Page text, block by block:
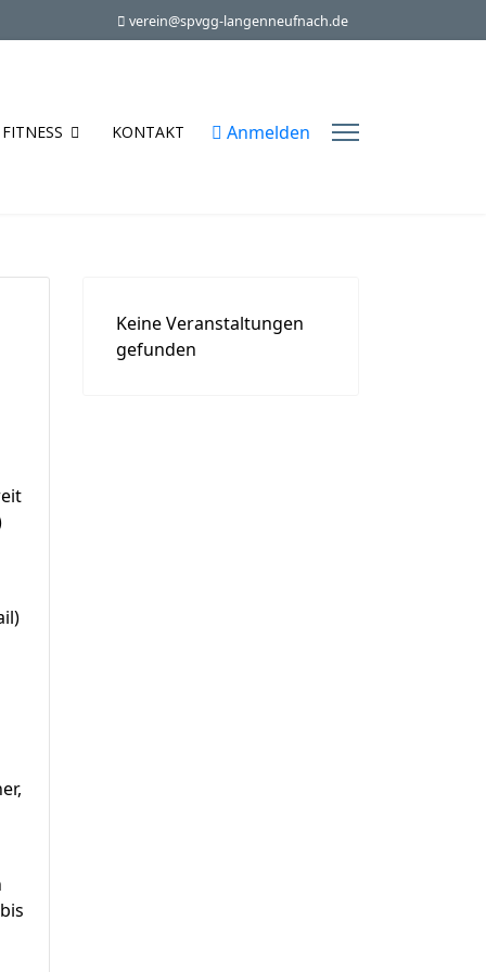
verein@spvgg-langenneufnach.de
FITNESS KONTAKT Anmelden
Keine Veranstaltungen
gefunden